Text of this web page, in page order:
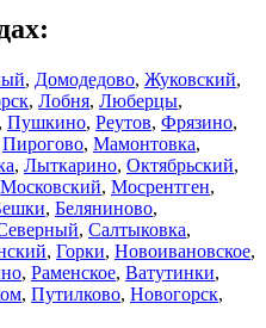
, Домодедово, Жуковский,
, Лобня, Люберцы,
, Пушкино, Реутов, Фрязино,
Пирогово, Мамонтовка,
, Лыткарино, Октябрьский,
Московский, Мосрентген,
, Беляниново,
, Салтыковка,
, Горки, Новоивановское,
, Раменское, Ватутинки,
, Путилково, Новогорск,